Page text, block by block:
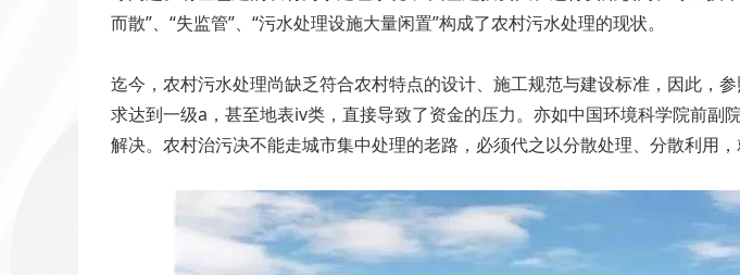
而散”、“失监管”、“污水处理设施大量闲置”构成了农村污水处理的现状。
迄今，农村污水处理尚缺乏符合农村特点的设计、施工规范与建设标准，因此，
求达到一级a，甚至地表iv类，直接导致了资金的压力。亦如中国环境科学院前
解决。农村治污决不能走城市集中处理的老路，必须代之以分散处理、分散利用